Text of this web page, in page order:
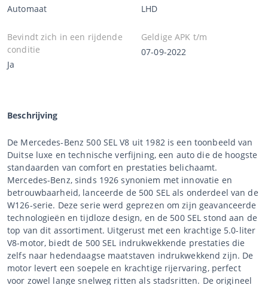
Automaat
LHD
Bevindt zich in een rijdende
conditie
Ja
Geldige APK t/m
07-09-2022
Beschrijving
De Mercedes-Benz 500 SEL V8 uit 1982 is een toonbeeld van
Duitse luxe en technische verfijning, een auto die de hoogste
standaarden van comfort en prestaties belichaamt.
Mercedes-Benz, sinds 1926 synoniem met innovatie en
betrouwbaarheid, lanceerde de 500 SEL als onderdeel van de
W126-serie. Deze serie werd geprezen om zijn geavanceerde
technologieën en tijdloze design, en de 500 SEL stond aan de
top van dit assortiment. Uitgerust met een krachtige 5.0-liter
V8-motor, biedt de 500 SEL indrukwekkende prestaties die
zelfs naar hedendaagse maatstaven indrukwekkend zijn. De
motor levert een soepele en krachtige rijervaring, perfect
voor zowel lange snelweg ritten als stadsritten. De origineel